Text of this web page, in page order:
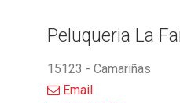
Peluqueria La
15123 - Camariñas
Email